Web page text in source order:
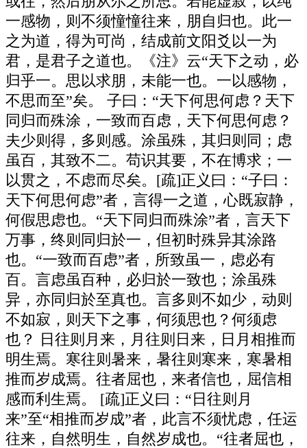
一感物，则不须憧憧往来，朋自归也。此一
之为道，得为可尚，结成前文阳爻以一为
君，是君子之道也。《注》云“天下之动，必
归乎一。思以求朋，未能一也。一以感物，
不思而至”矣。 子曰：“天下何思何虑？天下
同归而殊涂，一致而百虑，天下何思何虑？
夫少则得，多则感。涂虽殊，其归则同；虑
虽百，其致不二。苟识其要，不在博求；一
以贯之，不虑而尽矣。[疏]正义曰：“子曰：
天下何思何虑”者，言得一之道，心既寂静，
何假思虑也。“天下同归而殊涂”者，言天下
万事，终则同归於一，但初时殊异其涂路
也。“一致而百虑”者，所致虽一，虑必有
百。言虑虽百种，必归於一致也；涂虽殊
异，亦同归於至真也。言多则不如少，动则
不如寂，则天下之事，何须思也？何须虑
也？ 日往则月来，月往则日来，日月相推而
明生焉。寒往则暑来，暑往则寒来，寒暑相
推而岁成焉。往者屈也，来者信也，屈信相
感而利生焉。 [疏]正义曰：“日往则月
来”至“相推而岁成”者，此言不须忧虑，任运
往来，自然明生，自然岁成也。“往者屈也，